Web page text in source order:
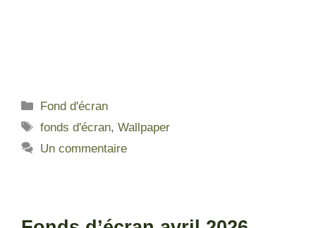
Fond d'écran
fonds d'écran,Wallpaper
Un commentaire